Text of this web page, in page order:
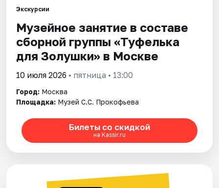
Города
Площадки
Артисты
Рейтинги
Экскурсии
Музейное занятие в составе
сборной группы «Туфелька
для Золушки» в Москве
10 июля 2026 • пятница • 13:00
Город: Москва
Площадка: Музей С.С. Прокофьева
Билеты со скидкой
на Kassir.ru